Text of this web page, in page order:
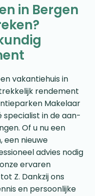
in Bergen
vakantiehuis in
rendement
Makelaar
specialist in de aan-
Of u nu een
een nieuwe
advies nodig
ervaren
Z. Dankzij ons
en persoonlijke